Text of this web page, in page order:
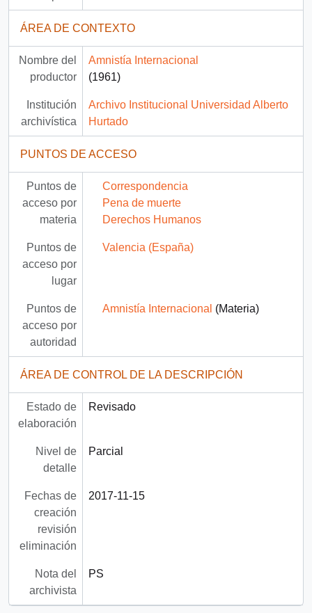
ÁREA DE CONTEXTO
Nombre del
productor
Amnistía Internacional
(1961)
Institución
archivística
Archivo Institucional Universidad Alberto
Hurtado
PUNTOS DE ACCESO
Puntos de
acceso por
materia
Correspondencia
Pena de muerte
Derechos Humanos
Puntos de
acceso por
lugar
Valencia (España)
Puntos de
acceso por
autoridad
Amnistía Internacional (Materia)
ÁREA DE CONTROL DE LA DESCRIPCIÓN
Estado de
elaboración
Revisado
Nivel de
detalle
Parcial
Fechas de
creación
revisión
eliminación
2017-11-15
Nota del
archivista
PS